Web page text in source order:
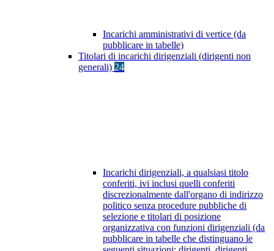
Incarichi amministrativi di vertice (da
pubblicare in tabelle)
Titolari di incarichi dirigenziali (dirigenti non
generali) 24
Incarichi dirigenziali, a qualsiasi titolo
conferiti, ivi inclusi quelli conferiti
discrezionalmente dall'organo di indirizzo
politico senza procedure pubbliche di
selezione e titolari di posizione
organizzativa con funzioni dirigenziali (da
pubblicare in tabelle che distinguano le